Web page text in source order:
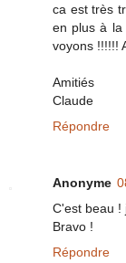
ca est très
en plus à la
voyons !!!!!!
Amitiés
Claude
Répondre
Anonyme
C'est beau !
Bravo !
Répondre